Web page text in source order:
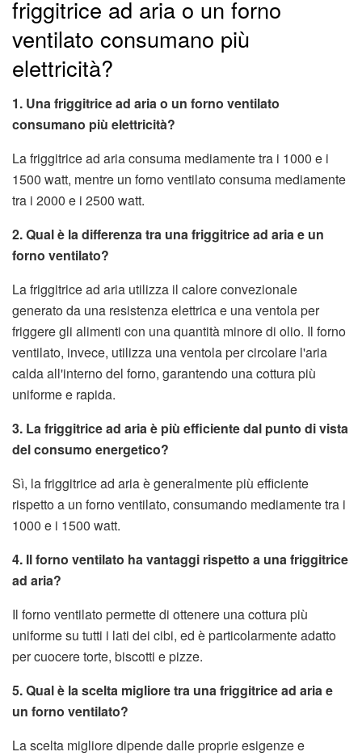
friggitrice ad aria o un forno
ventilato consumano più
elettricità?
1. Una friggitrice ad aria o un forno ventilato
consumano più elettricità?
La friggitrice ad aria consuma mediamente tra i 1000 e i
1500 watt, mentre un forno ventilato consuma mediamente
tra i 2000 e i 2500 watt.
2. Qual è la differenza tra una friggitrice ad aria e un
forno ventilato?
La friggitrice ad aria utilizza il calore convezionale
generato da una resistenza elettrica e una ventola per
friggere gli alimenti con una quantità minore di olio. Il forno
ventilato, invece, utilizza una ventola per circolare l'aria
calda all'interno del forno, garantendo una cottura più
uniforme e rapida.
3. La friggitrice ad aria è più efficiente dal punto di vista
del consumo energetico?
Sì, la friggitrice ad aria è generalmente più efficiente
rispetto a un forno ventilato, consumando mediamente tra i
1000 e i 1500 watt.
4. Il forno ventilato ha vantaggi rispetto a una friggitrice
ad aria?
Il forno ventilato permette di ottenere una cottura più
uniforme su tutti i lati dei cibi, ed è particolarmente adatto
per cuocere torte, biscotti e pizze.
5. Qual è la scelta migliore tra una friggitrice ad aria e
un forno ventilato?
La scelta migliore dipende dalle proprie esigenze e